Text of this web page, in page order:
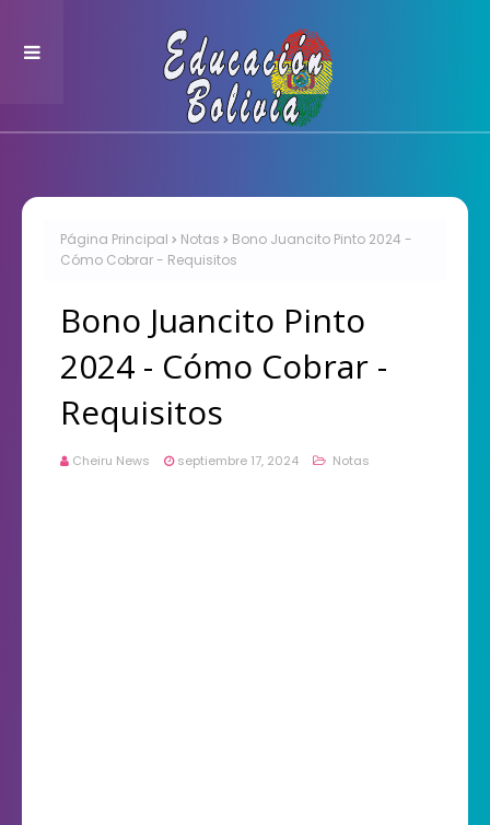
Página Principal Notas
Bono Juancito Pinto 2024 -
Cómo Cobrar - Requisitos
Bono Juancito Pinto
2024 - Cómo Cobrar -
Requisitos
Cheiru News septiembre 17, 2024 Notas